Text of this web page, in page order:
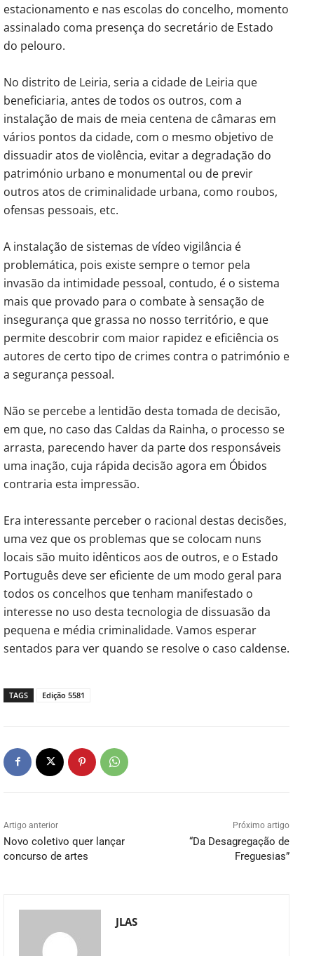
estacionamento e nas escolas do concelho, momento
assinalado coma presença do secretário de Estado
do pelouro.
No distrito de Leiria, seria a cidade de Leiria que
beneficiaria, antes de todos os outros, com a
instalação de mais de meia centena de câmaras em
vários pontos da cidade, com o mesmo objetivo de
dissuadir atos de violência, evitar a degradação do
património urbano e monumental ou de previr
outros atos de criminalidade urbana, como roubos,
ofensas pessoais, etc.
A instalação de sistemas de vídeo vigilância é
problemática, pois existe sempre o temor pela
invasão da intimidade pessoal, contudo, é o sistema
mais que provado para o combate à sensação de
insegurança que grassa no nosso território, e que
permite descobrir com maior rapidez e eficiência os
autores de certo tipo de crimes contra o património e
a segurança pessoal.
Não se percebe a lentidão desta tomada de decisão,
em que, no caso das Caldas da Rainha, o processo se
arrasta, parecendo haver da parte dos responsáveis
uma inação, cuja rápida decisão agora em Óbidos
contraria esta impressão.
Era interessante perceber o racional destas decisões,
uma vez que os problemas que se colocam nuns
locais são muito idênticos aos de outros, e o Estado
Português deve ser eficiente de um modo geral para
todos os concelhos que tenham manifestado o
interesse no uso desta tecnologia de dissuasão da
pequena e média criminalidade. Vamos esperar
sentados para ver quando se resolve o caso caldense.
TAGS Edição 5581
Artigo anterior
Novo coletivo quer lançar
concurso de artes
Próximo artigo
“Da Desagregação de
Freguesias”
JLAS